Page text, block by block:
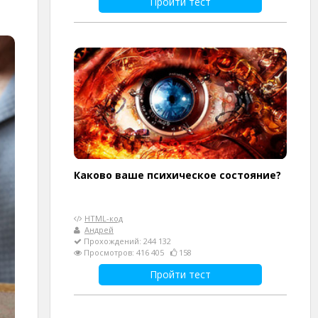
Каково ваше психическое состояние?
HTML-код
Андрей
Прохождений: 244 132
Просмотров: 416 405
158
Пройти тест